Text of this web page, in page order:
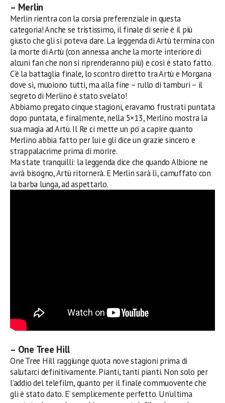
– Merlin
Merlin rientra con la corsia preferenziale in questa
categoria! Anche se tristissimo, il finale di serie è il più
giusto che gli si poteva dare. La leggenda di Artù termina con
la morte di Artù (con annessa anche la morte interiore di
alcuni fan che non si riprenderanno più) e così è stato fatto.
C’è la battaglia finale, lo scontro diretto tra Artù e Morgana
dove sì, muoiono tutti, ma alla fine – rullo di tamburi – il
segreto di Merlino è stato svelato!
Abbiamo pregato cinque stagioni, eravamo frustrati puntata
dopo puntata, e finalmente, nella 5×13, Merlino mostra la
sua magia ad Artù. Il Re ci mette un po’ a capire quanto
Merlino abbia fatto per lui e gli dice un grazie sincero e
strappalacrime prima di morire.
Ma state tranquilli: la leggenda dice che quando Albione ne
avrà bisogno, Artù ritornerà. E Merlin sarà lì, camuffato con
la barba lunga, ad aspettarlo.
– One Tree Hill
One Tree Hill raggiunge quota nove stagioni prima di
salutarci definitivamente. Pianti, tanti pianti. Non solo per
l’addio del telefilm, quanto per il finale commuovente che
gli è stato dato. E’ semplicemente perfetto. Un’ultima